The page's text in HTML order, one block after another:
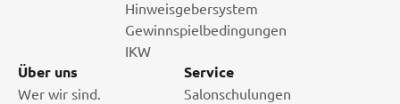
Hinweisgebersystem
Gewinnspielbedingungen
IKW
Über uns
Wer wir sind.
Service
Salonschulungen